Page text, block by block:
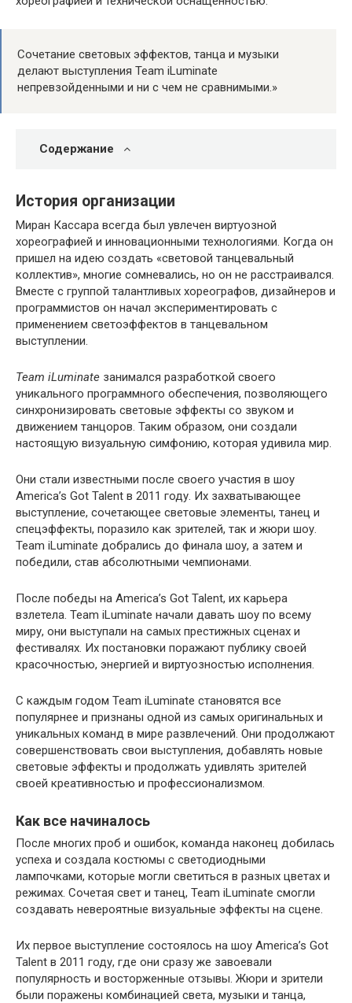
Сочетание световых эффектов, танца и музыки
делают выступления Team iLuminate
непревзойденными и ни с чем не сравнимыми.»
Содержание
История организации
Миран Кассара всегда был увлечен виртуозной
хореографией и инновационными технологиями. Когда он
пришел на идею создать «световой танцевальный
коллектив», многие сомневались, но он не расстраивался.
Вместе с группой талантливых хореографов, дизайнеров и
программистов он начал экспериментировать с
применением светоэффектов в танцевальном
выступлении.
Team iLuminate занимался разработкой своего
уникального программного обеспечения, позволяющего
синхронизировать световые эффекты со звуком и
движением танцоров. Таким образом, они создали
настоящую визуальную симфонию, которая удивила мир.
Они стали известными после своего участия в шоу
America’s Got Talent в 2011 году. Их захватывающее
выступление, сочетающее световые элементы, танец и
спецэффекты, поразило как зрителей, так и жюри шоу.
Team iLuminate добрались до финала шоу, а затем и
победили, став абсолютными чемпионами.
После победы на America’s Got Talent, их карьера
взлетела. Team iLuminate начали давать шоу по всему
миру, они выступали на самых престижных сценах и
фестивалях. Их постановки поражают публику своей
красочностью, энергией и виртуозностью исполнения.
С каждым годом Team iLuminate становятся все
популярнее и признаны одной из самых оригинальных и
уникальных команд в мире развлечений. Они продолжают
совершенствовать свои выступления, добавлять новые
световые эффекты и продолжать удивлять зрителей
своей креативностью и профессионализмом.
Как все начиналось
После многих проб и ошибок, команда наконец добилась
успеха и создала костюмы с светодиодными
лампочками, которые могли светиться в разных цветах и
режимах. Сочетая свет и танец, Team iLuminate смогли
создавать невероятные визуальные эффекты на сцене.
Их первое выступление состоялось на шоу America’s Got
Talent в 2011 году, где они сразу же завоевали
популярность и восторженные отзывы. Жюри и зрители
были поражены комбинацией света, музыки и танца,